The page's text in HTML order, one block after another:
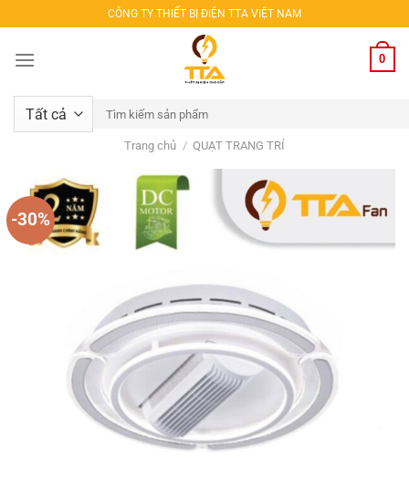
qua
nội
CÔNG TY THIẾT BỊ ĐIỆN TTA VIỆT NAM
0
Tìm
kiếm:
Trang chủ / QUẠT TRANG TRÍ
-30%